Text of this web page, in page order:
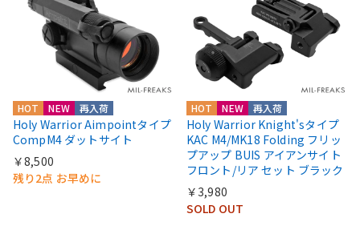
HOT NEW 再入荷
Holy Warrior Aimpointタイプ
CompM4 ダットサイト
￥8,500
残り2点 お早めに
HOT NEW 再入荷
Holy Warrior Knight'sタイプ
KAC M4/MK18 Folding フリッ
プアップ BUIS アイアンサイト
フロント/リア セット ブラック
￥3,980
SOLD OUT